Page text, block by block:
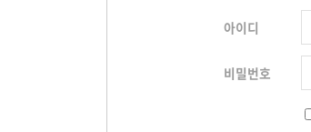
아이디
비밀번호